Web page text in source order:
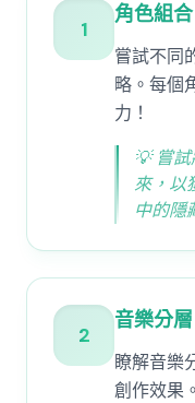
1
角色組合
嘗試不同
略。每個
力！
💡 嘗
來，以
中的隱
2
音樂分層
瞭解音樂
創作效果